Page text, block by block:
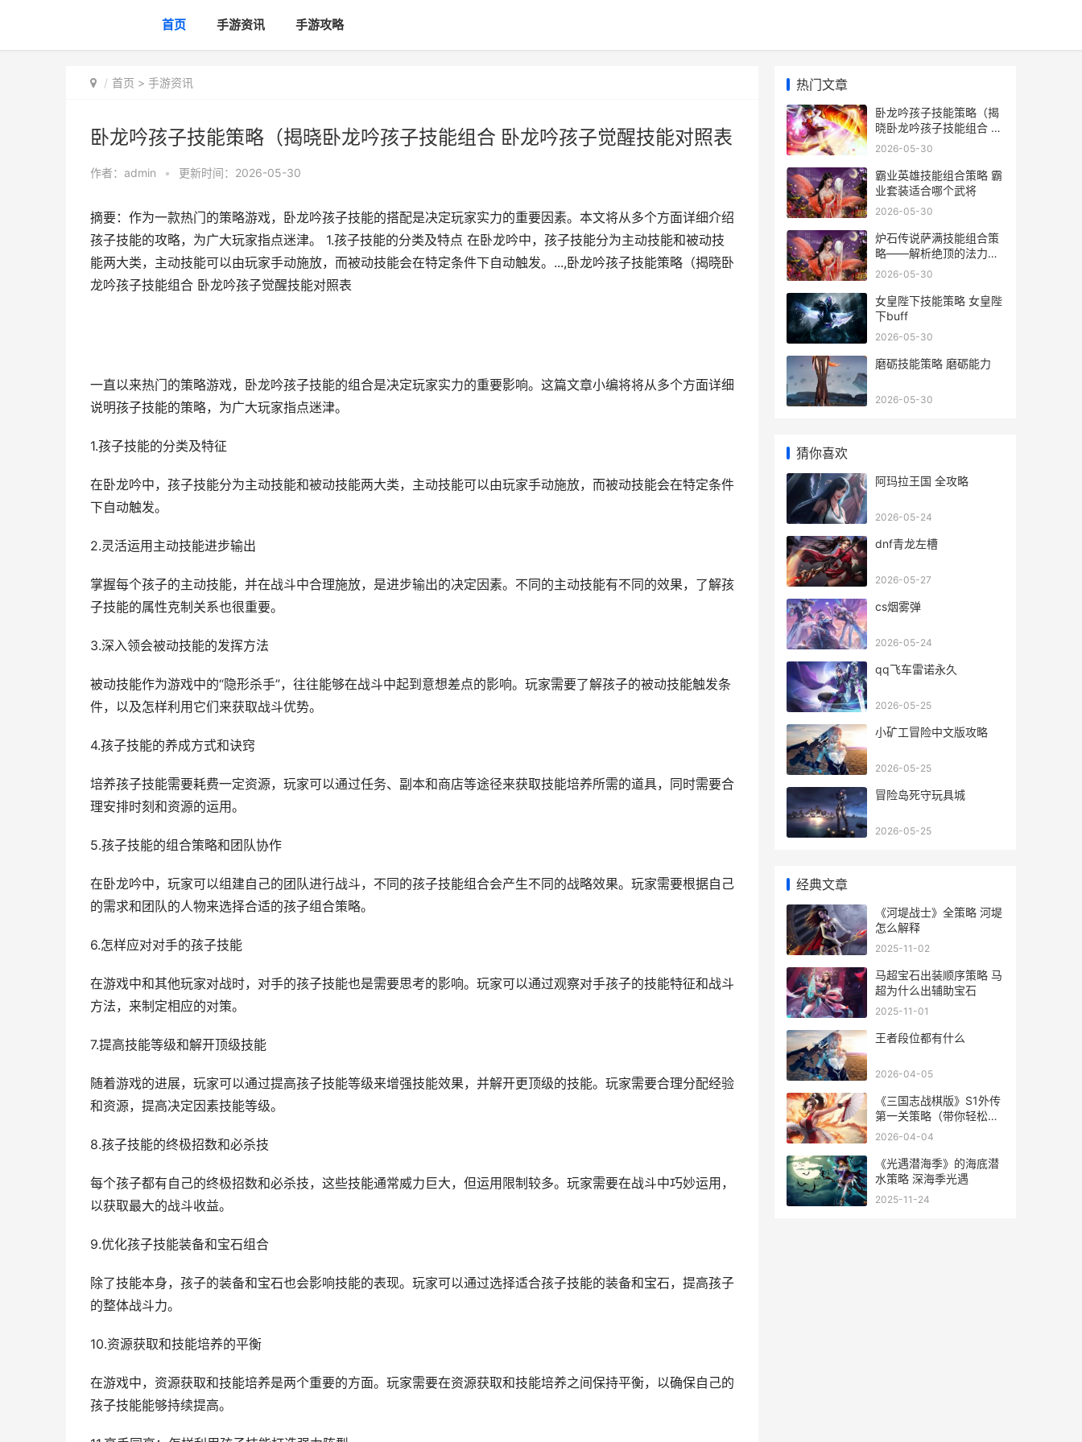
首页 手游资讯 手游攻略
首页 > 手游资讯
卧龙吟孩子技能策略（揭晓卧龙吟孩子技能组合 卧龙吟孩子觉醒技能对照表
作者： admin • 更新时间：2026-05-30
摘要：作为一款热门的策略游戏，卧龙吟孩子技能的搭配是决定玩家实力的重要因素。本文将从多个方面详细介绍
孩子技能的攻略，为广大玩家指点迷津。 1.孩子技能的分类及特点 在卧龙吟中，孩子技能分为主动技能和被动技
能两大类，主动技能可以由玩家手动施放，而被动技能会在特定条件下自动触发。...,卧龙吟孩子技能策略（揭晓卧
龙吟孩子技能组合 卧龙吟孩子觉醒技能对照表
一直以来热门的策略游戏，卧龙吟孩子技能的组合是决定玩家实力的重要影响。这篇文章小编将将从多个方面详细
说明孩子技能的策略，为广大玩家指点迷津。
1.孩子技能的分类及特征
在卧龙吟中，孩子技能分为主动技能和被动技能两大类，主动技能可以由玩家手动施放，而被动技能会在特定条件
下自动触发。
2.灵活运用主动技能进步输出
掌握每个孩子的主动技能，并在战斗中合理施放，是进步输出的决定因素。不同的主动技能有不同的效果，了解孩
子技能的属性克制关系也很重要。
3.深入领会被动技能的发挥方法
被动技能作为游戏中的“隐形杀手”，往往能够在战斗中起到意想差点的影响。玩家需要了解孩子的被动技能触发条
件，以及怎样利用它们来获取战斗优势。
4.孩子技能的养成方式和诀窍
培养孩子技能需要耗费一定资源，玩家可以通过任务、副本和商店等途径来获取技能培养所需的道具，同时需要合
理安排时刻和资源的运用。
5.孩子技能的组合策略和团队协作
在卧龙吟中，玩家可以组建自己的团队进行战斗，不同的孩子技能组合会产生不同的战略效果。玩家需要根据自己
的需求和团队的人物来选择合适的孩子组合策略。
6.怎样应对对手的孩子技能
在游戏中和其他玩家对战时，对手的孩子技能也是需要思考的影响。玩家可以通过观察对手孩子的技能特征和战斗
方法，来制定相应的对策。
7.提高技能等级和解开顶级技能
随着游戏的进展，玩家可以通过提高孩子技能等级来增强技能效果，并解开更顶级的技能。玩家需要合理分配经验
和资源，提高决定因素技能等级。
8.孩子技能的终极招数和必杀技
每个孩子都有自己的终极招数和必杀技，这些技能通常威力巨大，但运用限制较多。玩家需要在战斗中巧妙运用，
以获取最大的战斗收益。
9.优化孩子技能装备和宝石组合
除了技能本身，孩子的装备和宝石也会影响技能的表现。玩家可以通过选择适合孩子技能的装备和宝石，提高孩子
的整体战斗力。
10.资源获取和技能培养的平衡
在游戏中，资源获取和技能培养是两个重要的方面。玩家需要在资源获取和技能培养之间保持平衡，以确保自己的
孩子技能能够持续提高。
热门文章
卧龙吟孩子技能策略（揭
晓卧龙吟孩子技能组合 卧
龙吟孩子觉醒技能对照表
2026-05-30
霸业英雄技能组合策略 霸
业套装适合哪个武将
2026-05-30
炉石传说萨满技能组合策
略——解析绝顶的法力之
潮 炉石传说萨满技能
2026-05-30
女皇陛下技能策略 女皇陛
下buff
2026-05-30
磨砺技能策略 磨砺能力
2026-05-30
猜你喜欢
阿玛拉王国 全攻略
2026-05-24
dnf青龙左槽
2026-05-27
cs烟雾弹
2026-05-24
qq飞车雷诺永久
2026-05-25
小矿工冒险中文版攻略
2026-05-25
冒险岛死守玩具城
2026-05-25
经典文章
《河堤战士》全策略 河堤
怎么解释
2025-11-02
马超宝石出装顺序策略 马
超为什么出辅助宝石
2025-11-01
王者段位都有什么
2026-04-05
《三国志战棋版》S1外传
第一关策略（带你轻松过
关 三国志战棋版兑换码
2026-04-04
《光遇潜海季》的海底潜
水策略 深海季光遇
2025-11-24